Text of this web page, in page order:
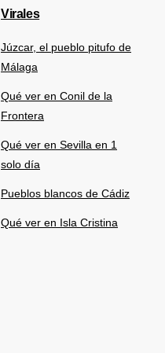
Virales
Júzcar, el pueblo pitufo de
Málaga
Qué ver en Conil de la
Frontera
Qué ver en Sevilla en 1
solo día
Pueblos blancos de Cádiz
Qué ver en Isla Cristina